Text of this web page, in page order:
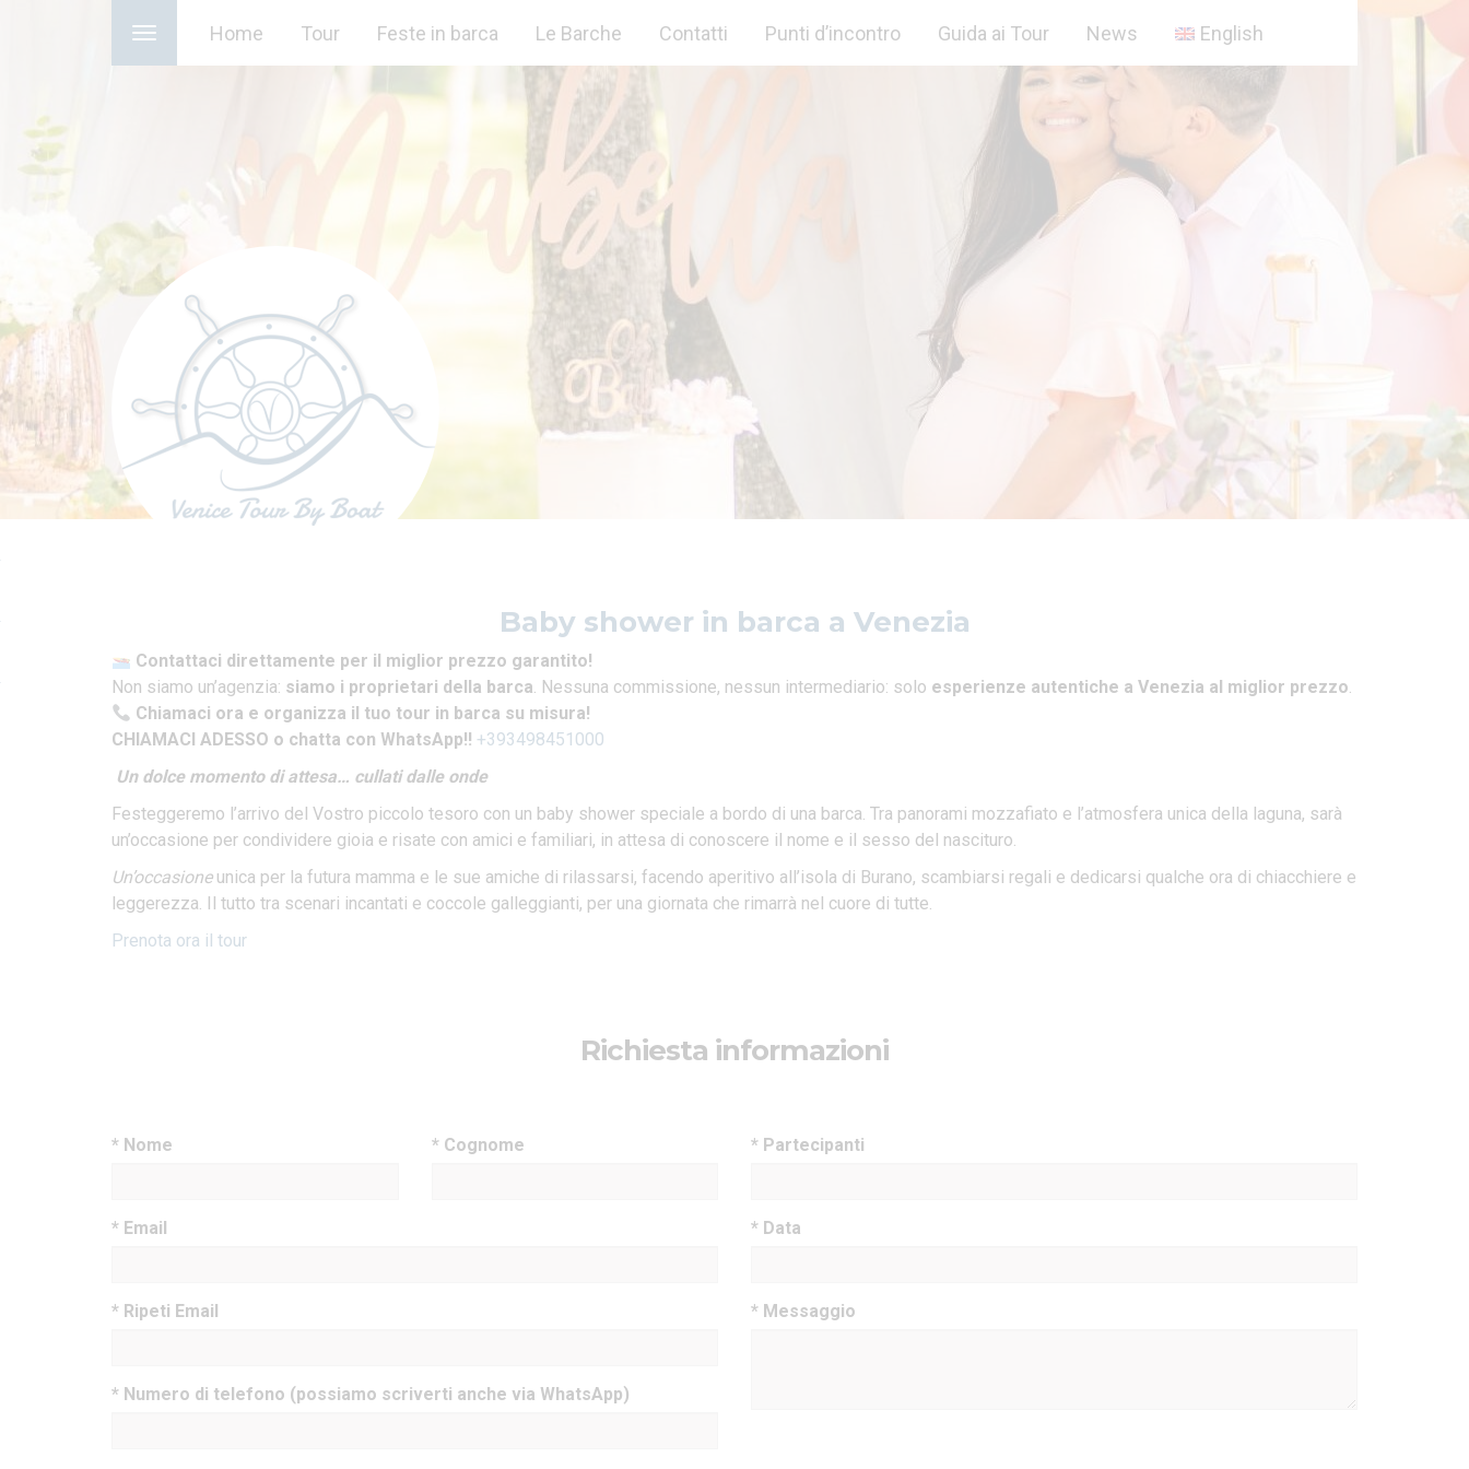
Toggle
Home Tour Feste in barca Le Barche Contatti Punti d’incontro Guida ai Tour News English
Baby shower in barca a Venezia
Contattaci direttamente per il miglior prezzo garantito!
Non siamo un’agenzia: siamo i proprietari della barca. Nessuna commissione, nessun intermediario: solo esperienze autentiche a Venezia al miglior prezzo.
Chiamaci ora e organizza il tuo tour in barca su misura!
CHIAMACI ADESSO o chatta con WhatsApp!! +393498451000
Un dolce momento di attesa… cullati dalle onde
Festeggeremo l’arrivo del Vostro piccolo tesoro con un baby shower speciale a bordo di una barca. Tra panorami mozzafiato e l’atmosfera unica della laguna, sarà
un’occasione per condividere gioia e risate con amici e familiari, in attesa di conoscere il nome e il sesso del nascituro.
Un’occasione unica per la futura mamma e le sue amiche di rilassarsi, facendo aperitivo all’isola di Burano, scambiarsi regali e dedicarsi qualche ora di chiacchiere e
leggerezza. Il tutto tra scenari incantati e coccole galleggianti, per una giornata che rimarrà nel cuore di tutte.
Prenota ora il tour
Richiesta informazioni
* Nome * Cognome
* Email
* Ripeti Email
* Numero di telefono (possiamo scriverti anche via WhatsApp)
* Partecipanti
* Data
* Messaggio